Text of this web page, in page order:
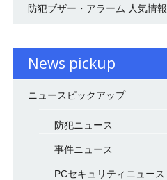
防犯ブザー・アラーム 人気情報
News pickup
ニュースピックアップ
防犯ニュース
事件ニュース
PCセキュリティニュース